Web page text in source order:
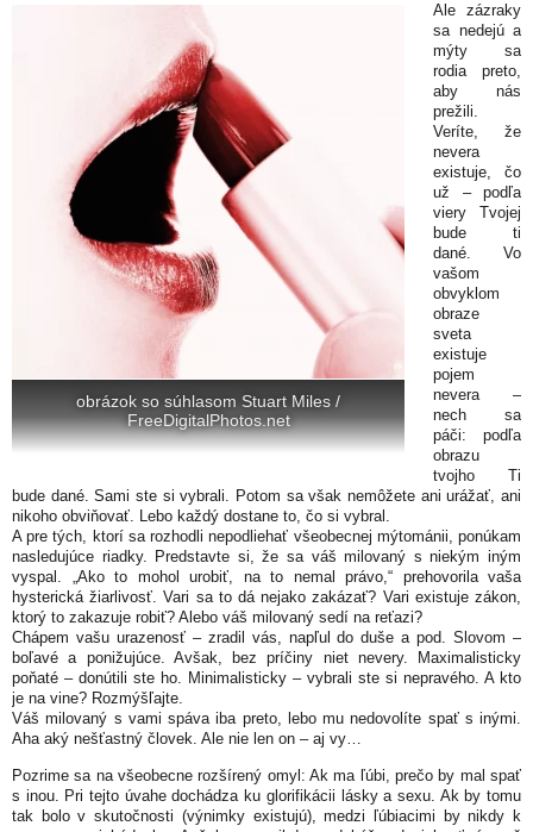
obrázok so súhlasom Stuart Miles /
FreeDigitalPhotos.net
Ale zázraky
sa nedejú a
mýty sa
rodia preto,
aby nás
prežili.
Veríte, že
nevera
existuje, čo
už – podľa
viery Tvojej
bude ti
dané. Vo
vašom
obvyklom
obraze
sveta
existuje
pojem
nevera –
nech sa
páči: podľa
obrazu
tvojho Ti
bude dané. Sami ste si vybrali. Potom sa však nemôžete ani urážať, ani
nikoho obviňovať. Lebo každý dostane to, čo si vybral.
A pre tých, ktorí sa rozhodli nepodliehať všeobecnej mýtománii, ponúkam
nasledujúce riadky. Predstavte si, že sa váš milovaný s niekým iným
vyspal. „Ako to mohol urobiť, na to nemal právo,“ prehovorila vaša
hysterická žiarlivosť. Vari sa to dá nejako zakázať? Vari existuje zákon,
ktorý to zakazuje robiť? Alebo váš milovaný sedí na reťazi?
Chápem vašu urazenosť – zradil vás, napľul do duše a pod. Slovom –
boľavé a ponižujúce. Avšak, bez príčiny niet nevery. Maximalisticky
poňaté – donútili ste ho. Minimalisticky – vybrali ste si nepravého. A kto
je na vine? Rozmýšľajte.
Váš milovaný s vami spáva iba preto, lebo mu nedovolíte spať s inými.
Aha aký nešťastný človek. Ale nie len on – aj vy…
Pozrime sa na všeobecne rozšírený omyl: Ak ma ľúbi, prečo by mal spať
s inou. Pri tejto úvahe dochádza ku glorifikácii lásky a sexu. Ak by tomu
tak bolo v skutočnosti (výnimky existujú), medzi ľúbiacimi by nikdy k